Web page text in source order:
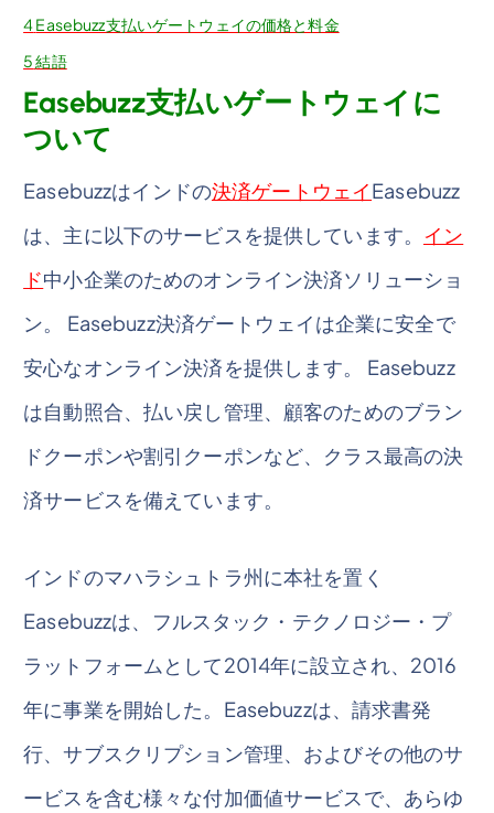
4Easebuzz支払いゲートウェイの価格と料金
5結語
Easebuzz支払いゲートウェイに
ついて
Easebuzzはインドの決済ゲートウェイEasebuzz
は、主に以下のサービスを提供しています。 イン
ド中小企業のためのオンライン決済ソリューショ
ン。 Easebuzz決済ゲートウェイは企業に安全で
安心なオンライン決済を提供します。 Easebuzz
は自動照合、払い戻し管理、顧客のためのブラン
ドクーポンや割引クーポンなど、クラス最高の決
済サービスを備えています。
インドのマハラシュトラ州に本社を置く
Easebuzzは、フルスタック・テクノロジー・プ
ラットフォームとして2014年に設立され、2016
年に事業を開始した。Easebuzzは、請求書発
行、サブスクリプション管理、およびその他のサ
ービスを含む様々な付加価値サービスで、あらゆ